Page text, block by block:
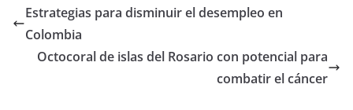
Estrategias para disminuir el desempleo en
Colombia
Octocoral de islas del Rosario con potencial para
combatir el cáncer